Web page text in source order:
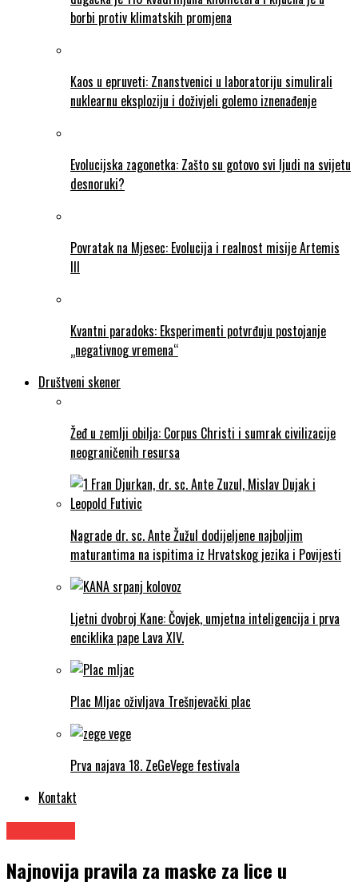
borbi protiv klimatskih promjena
Kaos u epruveti: Znanstvenici u laboratoriju simulirali
nuklearnu eksploziju i doživjeli golemo iznenađenje
Evolucijska zagonetka: Zašto su gotovo svi ljudi na svijetu
desnoruki?
Povratak na Mjesec: Evolucija i realnost misije Artemis
III
Kvantni paradoks: Eksperimenti potvrđuju postojanje
„negativnog vremena“
Društveni skener
Žeđ u zemlji obilja: Corpus Christi i sumrak civilizacije
neograničenih resursa
Nagrade dr. sc. Ante Žužul dodijeljene najboljim
maturantima na ispitima iz Hrvatskog jezika i Povijesti
Ljetni dvobroj Kane: Čovjek, umjetna inteligencija i prva
enciklika pape Lava XIV.
Plac Mljac oživljava Trešnjevački plac
Prva najava 18. ZeGeVege festivala
Kontakt
Najnovija pravila za maske za lice u